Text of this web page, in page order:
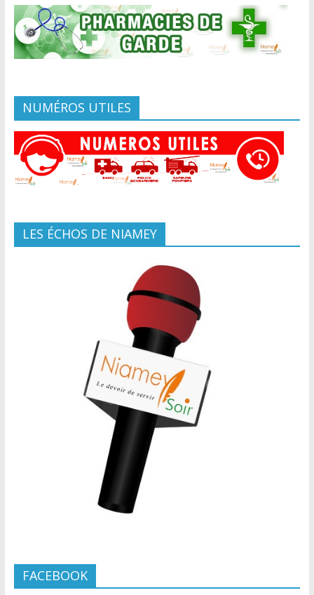
NUMÉROS UTILES
LES ÉCHOS DE NIAMEY
FACEBOOK